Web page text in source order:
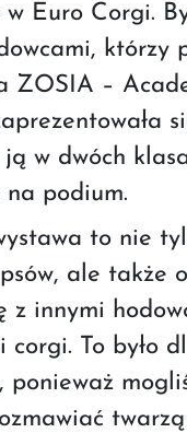
w Euro Corgi.
którzy
ZOSIA –
ją w dwóch
na podium.
to nie
ale także
z innymi
corgi. To było
ponieważ